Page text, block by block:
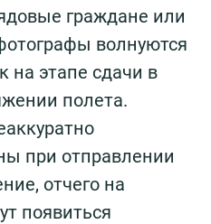
граждане или
волнуются
на этапе сдачи в
полета.
при отправлении
отчего на
появиться